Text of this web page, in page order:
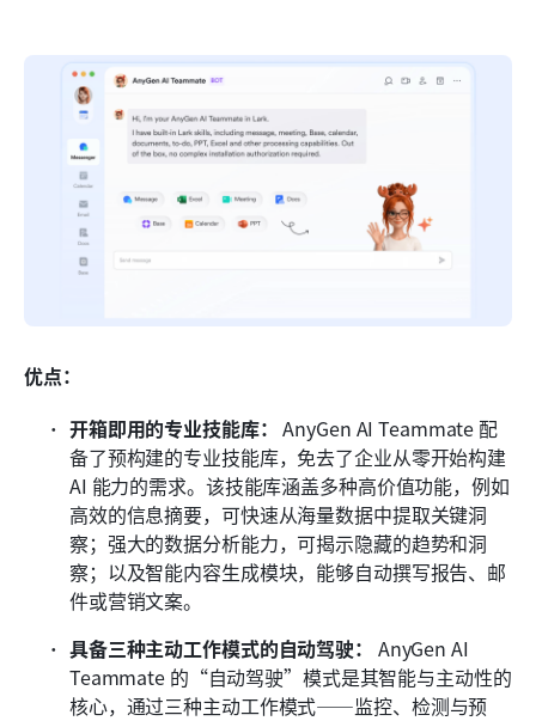
优点：
开箱即用的专业技能库： AnyGen AI Teammate 配
备了预构建的专业技能库，免去了企业从零开始构建
AI 能力的需求。该技能库涵盖多种高价值功能，例如
高效的信息摘要，可快速从海量数据中提取关键洞
察；强大的数据分析能力，可揭示隐藏的趋势和洞
察；以及智能内容生成模块，能够自动撰写报告、邮
件或营销文案。
具备三种主动工作模式的自动驾驶： AnyGen AI
Teammate 的“自动驾驶”模式是其智能与主动性的
核心，通过三种主动工作模式——监控、检测与预